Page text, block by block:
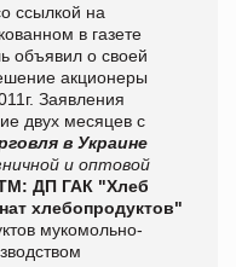
ссылкой на
в газете
объявил о своей
акционеры
Заявления
двух месяцев с
в Украине
и оптовой
ДП ГАК "Хлеб
хлебопродуктов"
мукомольно-